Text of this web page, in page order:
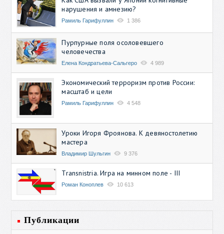
нарушения и амнезию?
Рамиль Гарифуллин 1 386
Пурпурные поля осоловевшего
человечества
Елена Кондратьева-Сальгеро 4 989
Экономический терроризм против России:
масштаб и цели
Рамиль Гарифуллин 4 548
Уроки Игоря Фроянова. К девяностолетию
мастера
Владимир Шульгин 9 376
Transnistria. Игра на минном поле - III
Роман Коноплев 10 613
Публикации